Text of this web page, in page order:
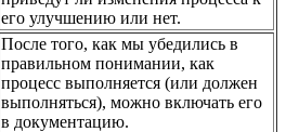
его улучшению или нет.
После того, как мы убедились в
правильном понимании, как
процесс выполняется (или должен
выполняться), можно включать его
в документацию.